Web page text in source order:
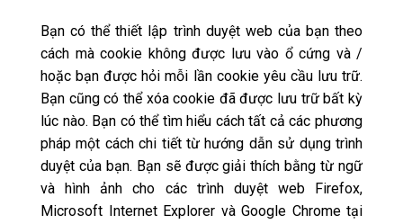
Bạn có thể thiết lập trình duyệt web của bạn theo
cách mà cookie không được lưu vào ổ cứng và /
hoặc bạn được hỏi mỗi lần cookie yêu cầu lưu trữ.
Bạn cũng có thể xóa cookie đã được lưu trữ bất kỳ
lúc nào. Bạn có thể tìm hiểu cách tất cả các phương
pháp một cách chi tiết từ hướng dẫn sử dụng trình
duyệt của bạn. Bạn sẽ được giải thích bằng từ ngữ
và hình ảnh cho các trình duyệt web Firefox,
Microsoft Internet Explorer và Google Chrome tại